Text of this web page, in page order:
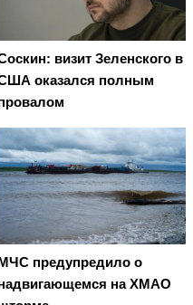
визит Зеленского в
оказался полным
предупредило о
на ХМАО